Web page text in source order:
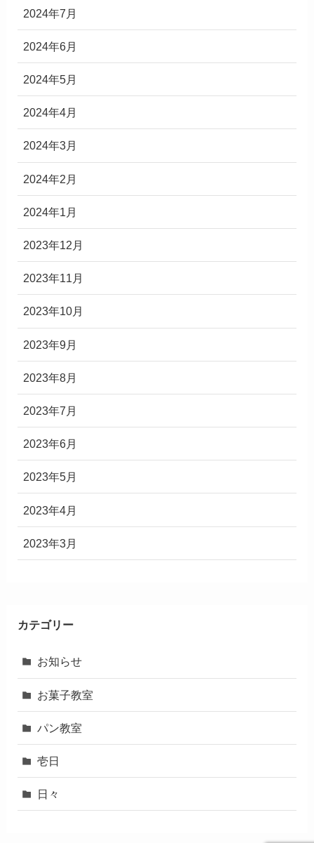
2024年7月
2024年6月
2024年5月
2024年4月
2024年3月
2024年2月
2024年1月
2023年12月
2023年11月
2023年10月
2023年9月
2023年8月
2023年7月
2023年6月
2023年5月
2023年4月
2023年3月
カテゴリー
お知らせ
お菓子教室
パン教室
壱日
日々